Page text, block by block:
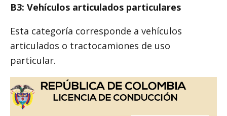
B3: Vehículos articulados particulares
Esta categoría corresponde a vehículos
articulados o tractocamiones de uso
particular.